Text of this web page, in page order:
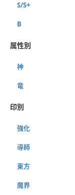
S/S+
B
属性別
神
竜
印別
強化
導師
東方
魔界